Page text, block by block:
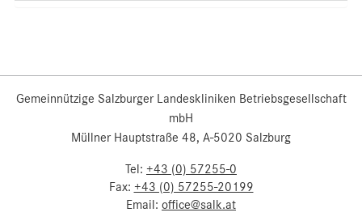
Gemeinnützige Salzburger Landeskliniken Betriebsgesellschaft
mbH
Müllner Hauptstraße 48, A-5020 Salzburg
Tel: +43 (0) 57255-0
Fax: +43 (0) 57255-20199
Email: office@salk.at